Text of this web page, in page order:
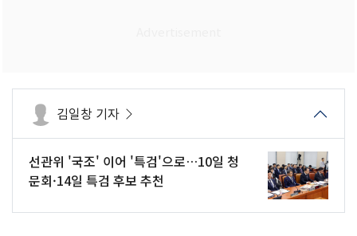
김일창 기자
선관위 '국조' 이어 '특검'으로…10일 청
문회·14일 특검 후보 추천